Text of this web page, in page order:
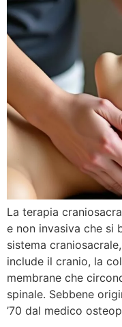
La terapia
e non invasiva che si
sistema
include il cranio, la
membrane che
spinale. Sebbene
’70 dal medico